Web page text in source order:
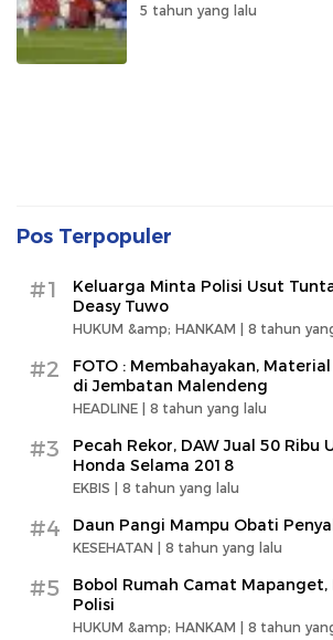
5 tahun yang lalu
Pos Terpopuler
#1
Keluarga Minta Polisi Usut
Deasy Tuwo
HUKUM &amp; HANKAM | 8 tahun
#2
FOTO : Membahayakan,
di Jembatan Malendeng
HEADLINE | 8 tahun yang lalu
#3
Pecah Rekor, DAW Jual 50 Ribu
Honda Selama 2018
EKBIS | 8 tahun yang lalu
#4 Daun Pangi Mampu Obati
KESEHATAN | 8 tahun yang lalu
#5
Bobol Rumah Camat Mapanget,
Polisi
HUKUM &amp; HANKAM | 8 tahun